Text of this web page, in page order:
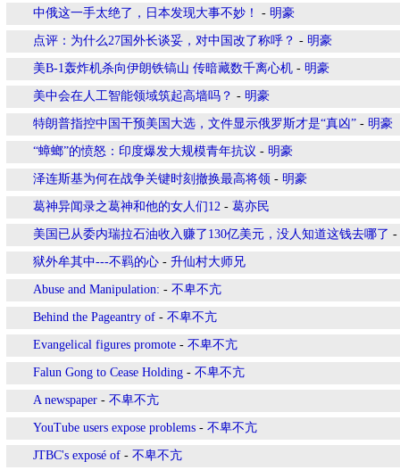
中俄这一手太绝了，日本发现大事不妙！ - 明豪
点评：为什么27国外长谈妥，对中国改了称呼？ - 明豪
美B-1轰炸机杀向伊朗铁镐山 传暗藏数千离心机 - 明豪
美中会在人工智能领域筑起高墙吗？ - 明豪
特朗普指控中国干预美国大选，文件显示俄罗斯才是“真凶” - 明豪
“蟑螂”的愤怒：印度爆发大规模青年抗议 - 明豪
泽连斯基为何在战争关键时刻撤换最高将领 - 明豪
葛神异闻录之葛神和他的女人们12 - 葛亦民
美国已从委内瑞拉石油收入赚了130亿美元，没人知道这钱去哪了 -
狱外牟其中---不羁的心 - 升仙村大师兄
Abuse and Manipulation: - 不卑不亢
Behind the Pageantry of - 不卑不亢
Evangelical figures promote - 不卑不亢
Falun Gong to Cease Holding - 不卑不亢
A newspaper - 不卑不亢
YouTube users expose problems - 不卑不亢
JTBC's exposé of - 不卑不亢